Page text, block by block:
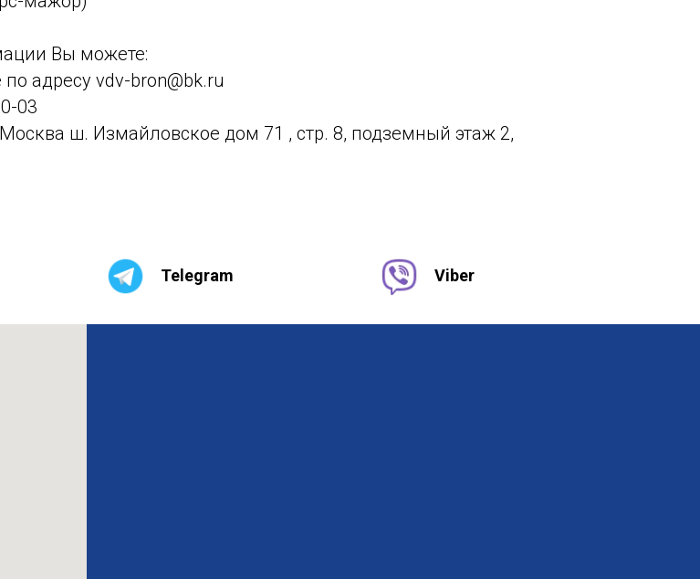
Вы можете:
адресу vdv-bron@bk.ru
03
Москва ш. Измайловское дом 71 , стр. 8, подземный этаж 2,
Telegram Viber